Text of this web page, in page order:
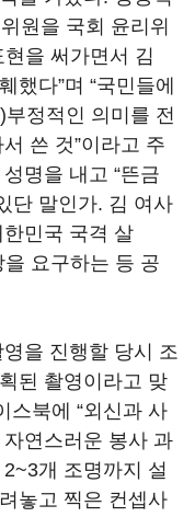
원을 국회 윤리위
을 써가면서 김
했다”며 “국민들에
정적인 의미를 전
쓴 것”이라고 주
명을 내고 “뜬금
단 말인가. 김 여사
민국 국격 살
요구하는 등 공
을 진행할 당시 조
된 촬영이라고 맞
스북에 “외신과 사
연스러운 봉사 과
개 조명까지 설
놓고 찍은 컨셉사